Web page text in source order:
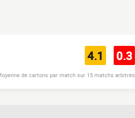
4.1 0.3
de cartons par match sur 15 matchs arbitrés